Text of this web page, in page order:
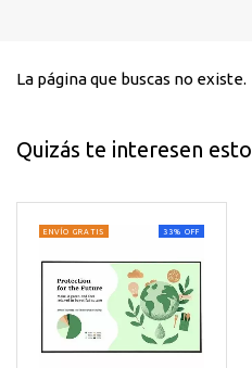
La página que buscas no existe.
Quizás te interesen
33% OFF
ENVÍO GRATIS